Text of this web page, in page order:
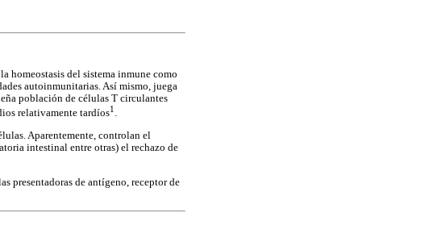
homeostasis del sistema inmune como
autoinmunitarias. Así mismo, juega
población de células T circulantes
relativamente tardíos1 .
Aparentemente, controlan el
intestinal entre otras) el rechazo de
presentadoras de antígeno, receptor de